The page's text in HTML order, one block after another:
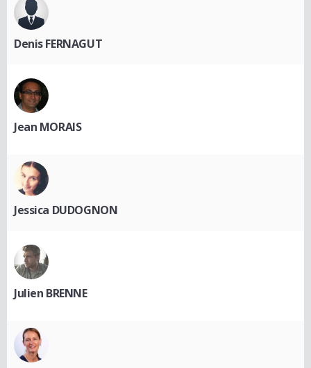
Denis FERNAGUT
Jean MORAIS
Jessica DUDOGNON
Julien BRENNE